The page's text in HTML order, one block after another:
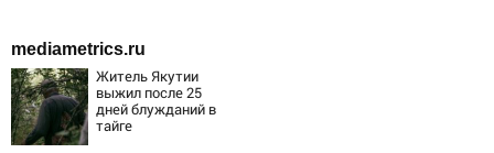
mediametrics.ru
Житель Якутии
выжил после 25
дней блужданий в
тайге